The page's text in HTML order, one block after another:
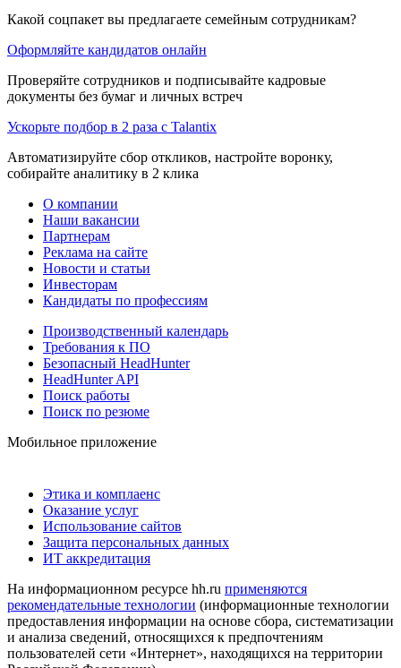
Какой соцпакет вы предлагаете семейным сотрудникам?
Оформляйте кандидатов онлайн
Проверяйте сотрудников и подписывайте кадровые
документы без бумаг и личных встреч
Ускорьте подбор в 2 раза с Talantix
Автоматизируйте сбор откликов, настройте воронку,
собирайте аналитику в 2 клика
О компании
Наши вакансии
Партнерам
Реклама на сайте
Новости и статьи
Инвесторам
Кандидаты по профессиям
Производственный календарь
Требования к ПО
Безопасный HeadHunter
HeadHunter API
Поиск работы
Поиск по резюме
Мобильное приложение
Этика и комплаенс
Оказание услуг
Использование сайтов
Защита персональных данных
ИТ аккредитация
На информационном ресурсе hh.ru применяются
рекомендательные технологии (информационные технологии
предоставления информации на основе сбора, систематизации
и анализа сведений, относящихся к предпочтениям
пользователей сети «Интернет», находящихся на территории